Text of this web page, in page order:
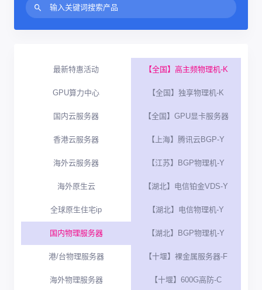
最新特惠活动
GPU算力中心
国内云服务器
香港云服务器
海外云服务器
海外原生云
全球原生住宅ip
国内物理服务器
港/台物理服务器
海外物理服务器
【全国】高主频物理机-K
【全国】独享物理机-K
【全国】GPU显卡服务器
【上海】腾讯云BGP-Y
【江苏】BGP物理机-Y
【湖北】电信铂金VDS-Y
【湖北】电信物理机-Y
【湖北】BGP物理机-Y
【十堰】裸金属服务器-F
【十堰】600G高防-C